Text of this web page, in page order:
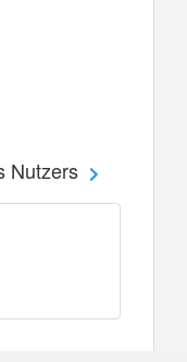
Nutzers